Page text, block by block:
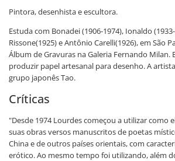
Pintora, desenhista e escultora.
Estuda com Bonadei (1906-1974), Ionaldo
Rissone(1925) e Antônio Carelli(1926), em São
Álbum de Gravuras na Galeria Fernando Milan.
produzir papel artesanal para desenho. A
grupo japonês Tao.
Críticas
"Desde 1974 Lourdes começou a utilizar como
suas obras versos manuscritos de poetas
China e de outros países orientais, com
erótico. Ao mesmo tempo foi utilizando, além